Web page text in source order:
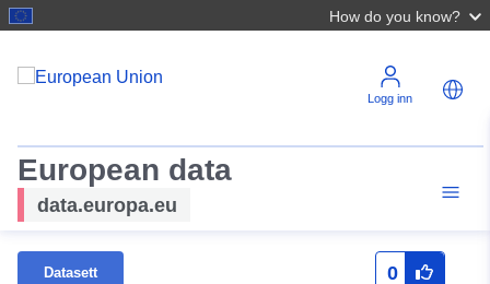
How do you know?
Logg inn
European data
data.europa.eu
Datasett 0